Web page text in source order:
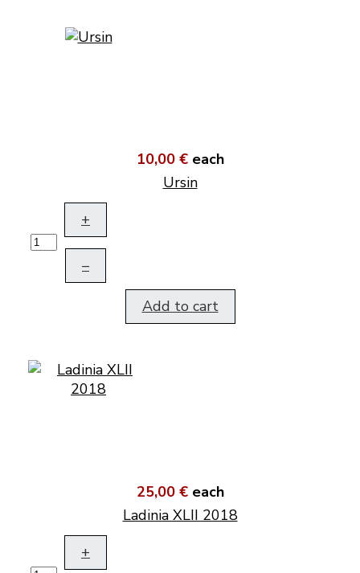
10,00 € each
Ursin
+
–
Add to cart
25,00 € each
Ladinia XLII 2018
+